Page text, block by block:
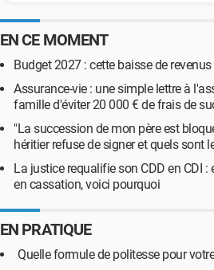
EN CE MOMENT
Budget 2027 : cette baisse de
Assurance-vie : une simple lettre à
famille d'éviter 20 000 € de frais de
"La succession de mon père est
héritier refuse de signer et quels sont
La justice requalifie son CDD en CDI :
en cassation, voici pourquoi
EN PRATIQUE
Quelle formule de politesse pour